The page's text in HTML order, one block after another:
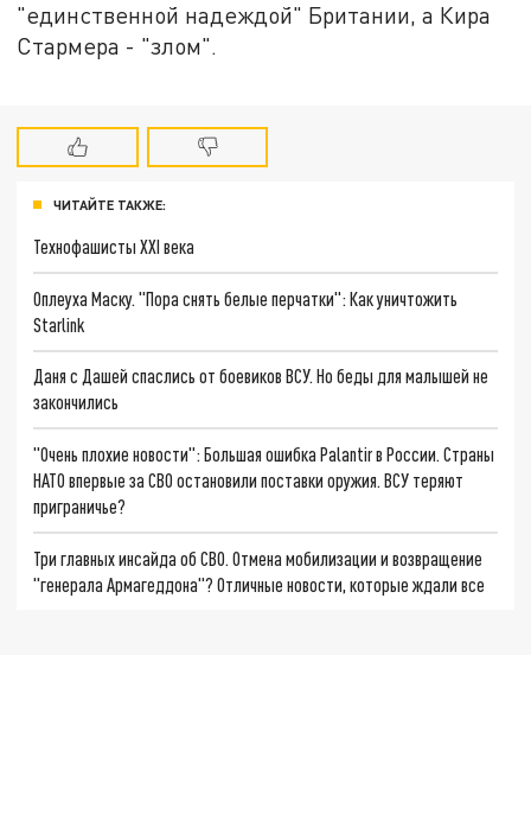
"единственной надеждой" Британии, а Кира
Стармера - "злом".
ЧИТАЙТЕ ТАКЖЕ:
Технофашисты XXI века
Оплеуха Маску. "Пора снять белые перчатки": Как уничтожить
Starlink
Даня с Дашей спаслись от боевиков ВСУ. Но беды для малышей не
закончились
"Очень плохие новости": Большая ошибка Palantir в России. Страны
НАТО впервые за СВО остановили поставки оружия. ВСУ теряют
приграничье?
Три главных инсайда об СВО. Отмена мобилизации и возвращение
"генерала Армагеддона"? Отличные новости, которые ждали все